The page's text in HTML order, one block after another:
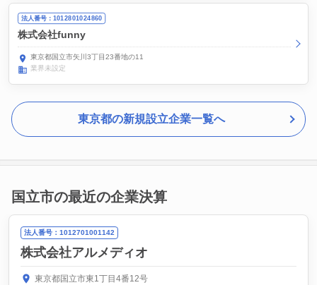
法人番号：1012801024860
株式会社funny
東京都国立市矢川3丁目23番地の11
業界未設定
東京都の新規設立企業一覧へ
国立市の最近の企業決算
法人番号：1012701001142
株式会社アルメディオ
東京都国立市東1丁目4番12号